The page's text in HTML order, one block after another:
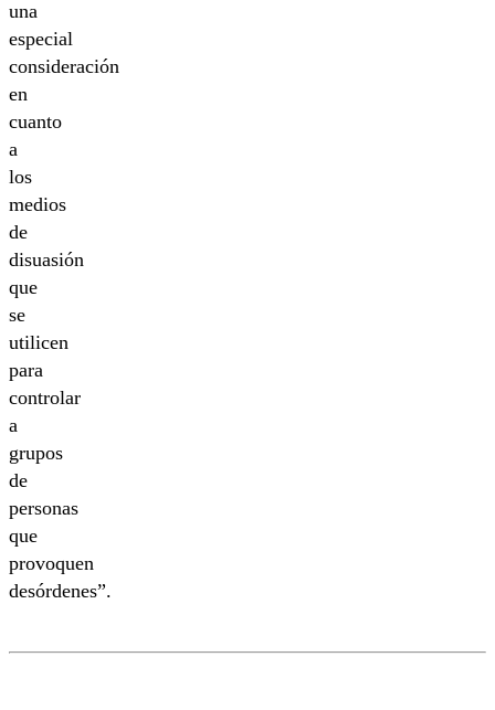
una
especial
consideración
en
cuanto
a
los
medios
de
disuasión
que
se
utilicen
para
controlar
a
grupos
de
personas
que
provoquen
desórdenes”.